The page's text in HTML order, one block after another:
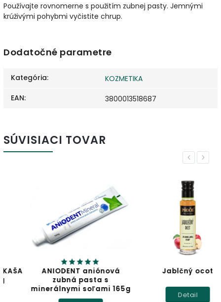
Používajte rovnomerne s použitím zubnej pasty. Jemnými
krúživými pohybmi vyčistite chrup.
Dodatočné parametre
Kategória:
KOZMETIKA
EAN: 3800013518687
SÚVISIACI TOVAR
Previous
ANIODENT aniónová
zubná pasta s
minerálnymi soľami 165g
Jablčný ocot
Next